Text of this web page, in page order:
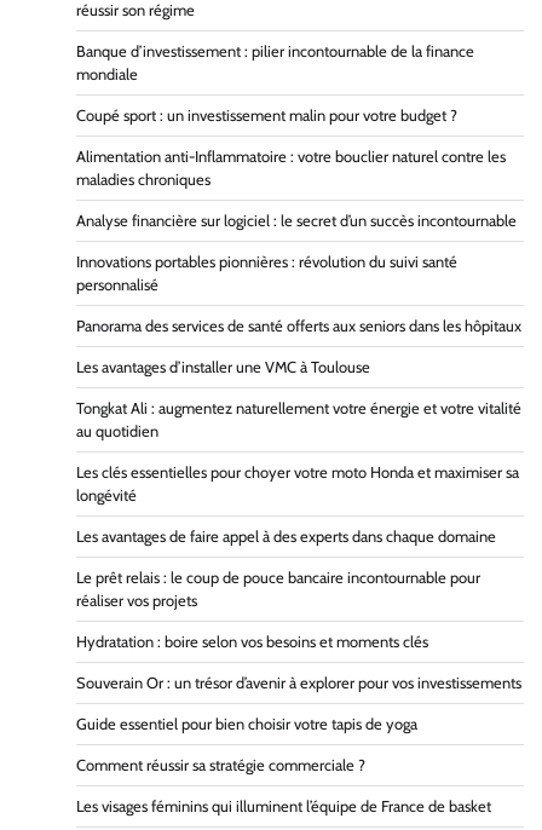
réussir son régime
Banque d’investissement : pilier incontournable de la finance
mondiale
Coupé sport : un investissement malin pour votre budget ?
Alimentation anti-Inflammatoire : votre bouclier naturel contre les
maladies chroniques
Analyse financière sur logiciel : le secret d’un succès incontournable
Innovations portables pionnières : révolution du suivi santé
personnalisé
Panorama des services de santé offerts aux seniors dans les hôpitaux
Les avantages d’installer une VMC à Toulouse
Tongkat Ali : augmentez naturellement votre énergie et votre vitalité
au quotidien
Les clés essentielles pour choyer votre moto Honda et maximiser sa
longévité
Les avantages de faire appel à des experts dans chaque domaine
Le prêt relais : le coup de pouce bancaire incontournable pour
réaliser vos projets
Hydratation : boire selon vos besoins et moments clés
Souverain Or : un trésor d’avenir à explorer pour vos investissements
Guide essentiel pour bien choisir votre tapis de yoga
Comment réussir sa stratégie commerciale ?
Les visages féminins qui illuminent l’équipe de France de basket